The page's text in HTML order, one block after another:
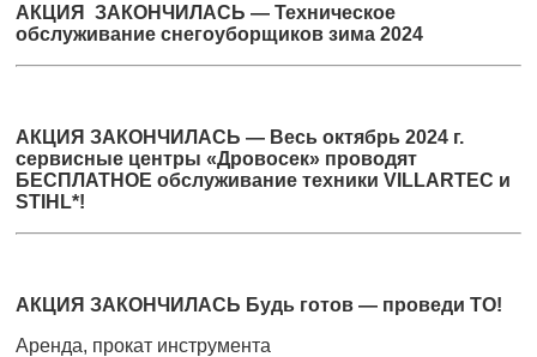
АКЦИЯ ЗАКОНЧИЛАСЬ — Техническое
обслуживание снегоуборщиков зима 2024
АКЦИЯ ЗАКОНЧИЛАСЬ — Весь октябрь 2024 г.
сервисные центры «Дровосек» проводят
БЕСПЛАТНОЕ обслуживание техники VILLARTEC и
STIHL*!
АКЦИЯ ЗАКОНЧИЛАСЬ Будь готов — проведи ТО!
Аренда, прокат инструмента